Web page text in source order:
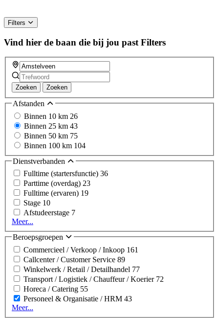
Filters
Vind hier de baan die bij jou past Filters
Zoeken Zoeken
Afstanden
Binnen 10 km 26
Binnen 25 km 43
Binnen 50 km 75
Binnen 100 km 104
Dienstverbanden
Fulltime (startersfunctie) 36
Parttime (overdag) 23
Fulltime (ervaren) 19
Stage 10
Afstudeerstage 7
Meer...
Beroepsgroepen
Commercieel / Verkoop / Inkoop 161
Callcenter / Customer Service 89
Winkelwerk / Retail / Detailhandel 77
Transport / Logistiek / Chauffeur / Koerier 72
Horeca / Catering 55
Personeel & Organisatie / HRM 43
Meer...